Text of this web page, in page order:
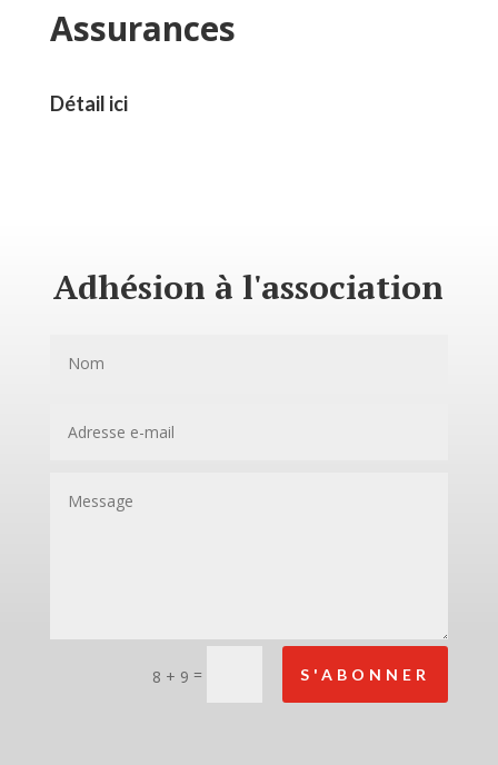
Assurances
Détail ici
Adhésion à l'association
8 + 9 = S'ABONNER